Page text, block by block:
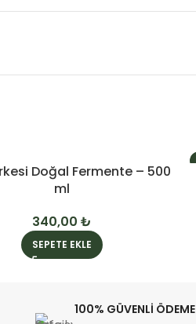
Doğal Fermente – 500
ml
340,00₺
SEPETE EKLE
100% GÜVENLİ ÖDEME